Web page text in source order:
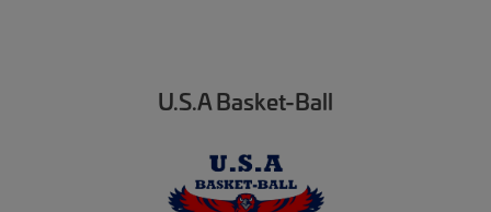
U.S.A Basket-Ball